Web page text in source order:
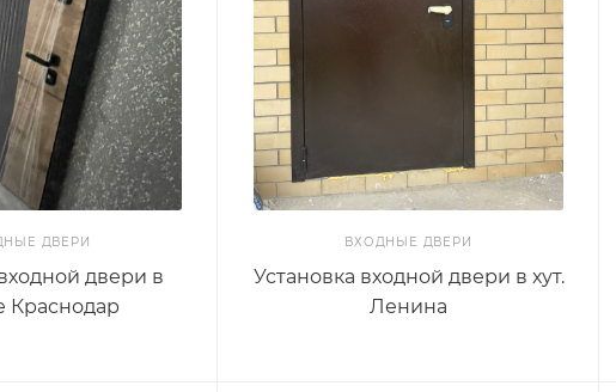
ДВЕРИ
двери в
Краснодар
ВХОДНЫЕ ДВЕРИ
Установка входной двери в хут.
Ленина